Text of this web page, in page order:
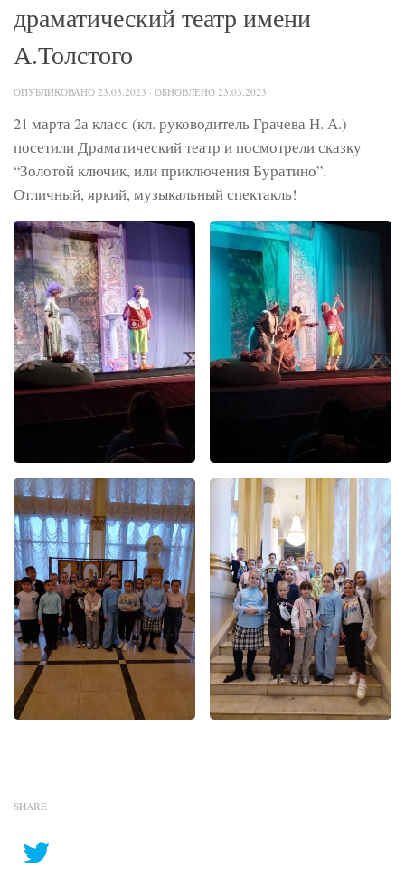
драматический театр имени
А.Толстого
ОПУБЛИКОВАНО 23.03.2023 · ОБНОВЛЕНО 23.03.2023
21 марта 2а класс (кл. руководитель Грачева Н. А.)
посетили Драматический театр и посмотрели сказку
“Золотой ключик, или приключения Буратино”.
Отличный, яркий, музыкальный спектакль!
SHARE